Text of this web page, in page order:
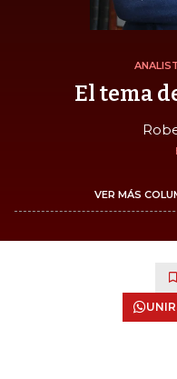
El tema
VER MÁS